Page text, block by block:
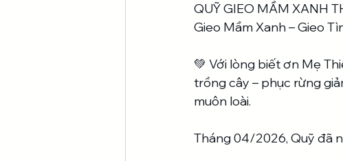
QUỸ GIEO MẦM XANH
Gieo Mầm Xanh – Gieo
💚 Với lòng biết ơn Mẹ
trồng cây – phục rừng
muôn loài.
Tháng 04/2026, Quỹ đã